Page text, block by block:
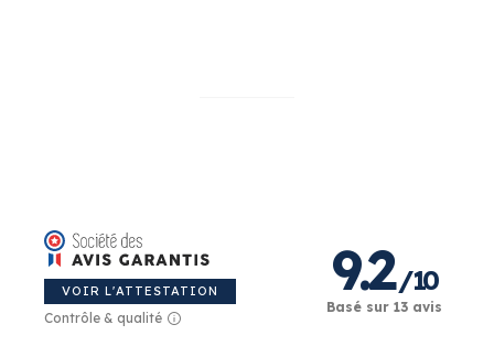
VOIR L'ATTESTATION
Contrôle & qualité
9.2 /10
Basé sur 13 avis